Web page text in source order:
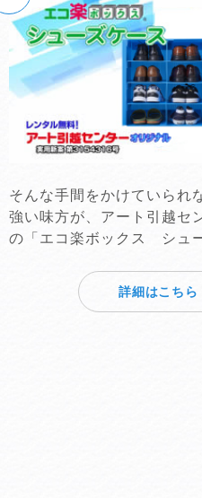
そんな手間をかけていられ
強い味方が、アート引越セ
の「エコ楽ボックス シュ
詳細はこちら